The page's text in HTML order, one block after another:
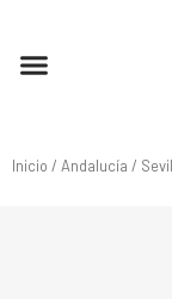
Inicio / Andalucía /